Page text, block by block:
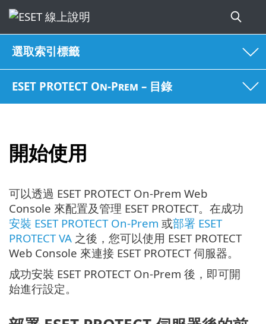
選取索引標籤
ESET PROTECT On-Prem – 目錄
開始使用
可以透過 ESET PROTECT On-Prem Web
Console 來配置及管理 ESET PROTECT。在成功
安裝 ESET PROTECT On-Prem 或部署 ESET
PROTECT VA 之後，您可以使用 ESET PROTECT
Web Console 來連接 ESET PROTECT 伺服器。
成功安裝 ESET PROTECT On-Prem 後，即可開
始進行設定。